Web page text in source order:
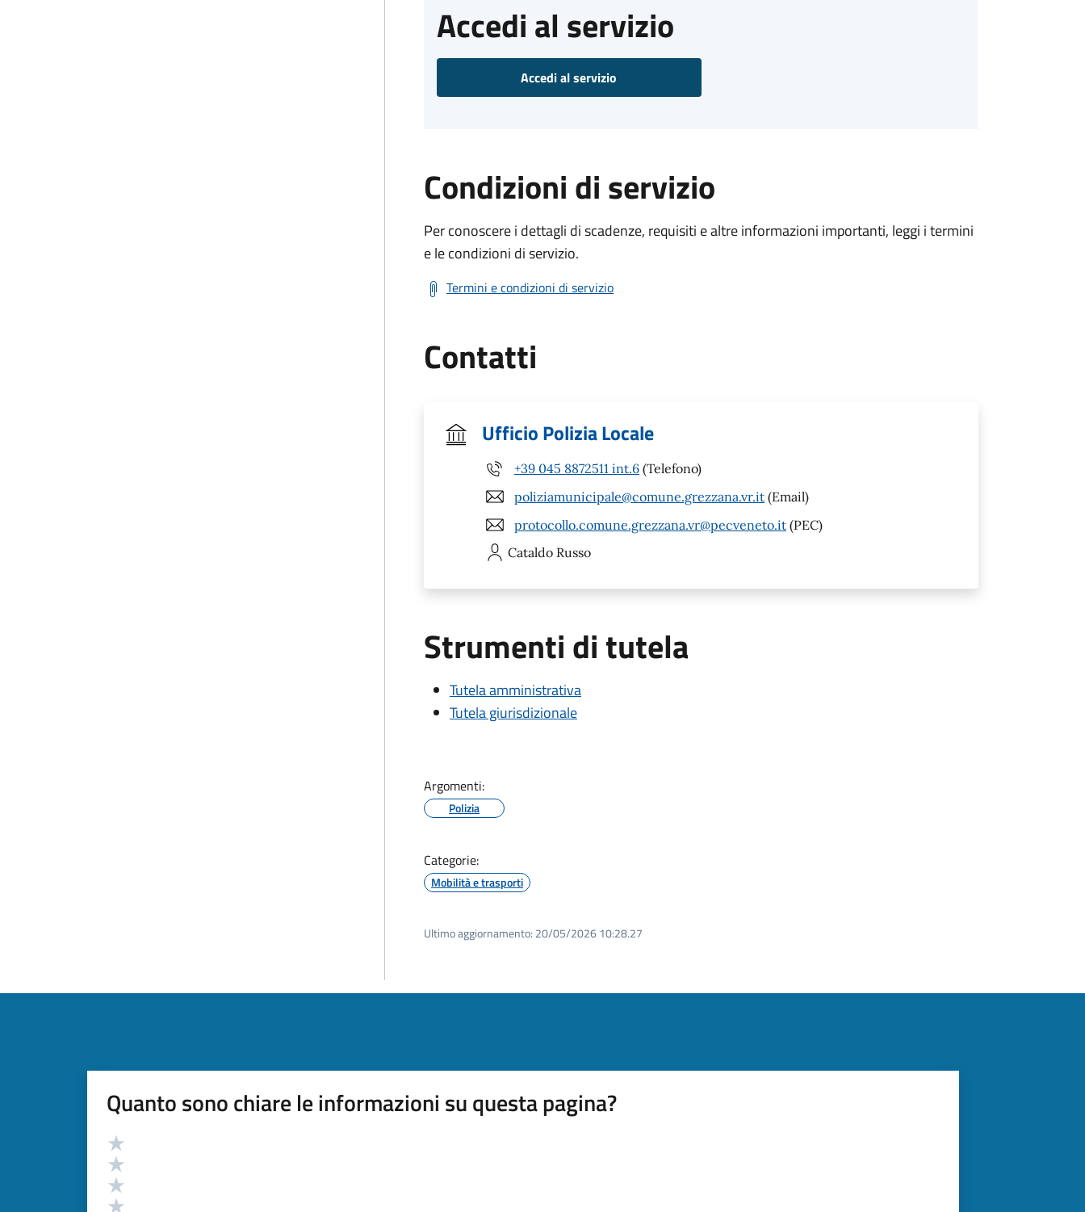
Accedi al servizio
Accedi al servizio
Condizioni di servizio
Per conoscere i dettagli di scadenze, requisiti e altre informazioni importanti, leggi i termini
e le condizioni di servizio.
Termini e condizioni di servizio
Contatti
Ufficio Polizia Locale
+39 045 8872511 int.6 (Telefono)
poliziamunicipale@comune.grezzana.vr.it (Email)
protocollo.comune.grezzana.vr@pecveneto.it (PEC)
Cataldo Russo
Strumenti di tutela
Tutela amministrativa
Tutela giurisdizionale
Argomenti:
Polizia
Categorie:
Mobilità e trasporti
Ultimo aggiornamento: 20/05/2026 10:28.27
Quanto sono chiare le informazioni su questa pagina?
Valutazione